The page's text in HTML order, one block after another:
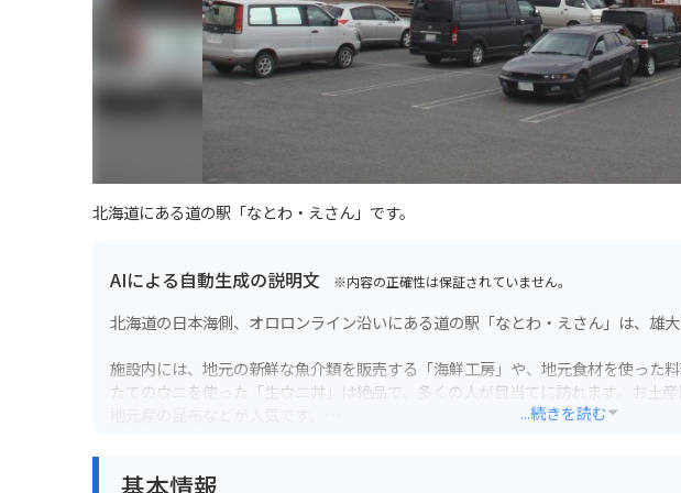
北海道にある道の駅「なとわ・えさん」です。
AIによる自動生成の説明文 ※内容の正確性は保証されていません。
北海道の日本海側、オロロンライン沿いにある道の駅「なとわ・えさん」は、雄
施設内には、地元の新鮮な魚介類を販売する「海鮮工房」や、地元食材を使った
たてのウニを使った「生ウニ丼」は絶品で、多くの人が目当てに訪れます。お土
な道なので、ツーリングにも最適です。ただし、風が強い日も多いので、走行に
...続きを読む
基本情報